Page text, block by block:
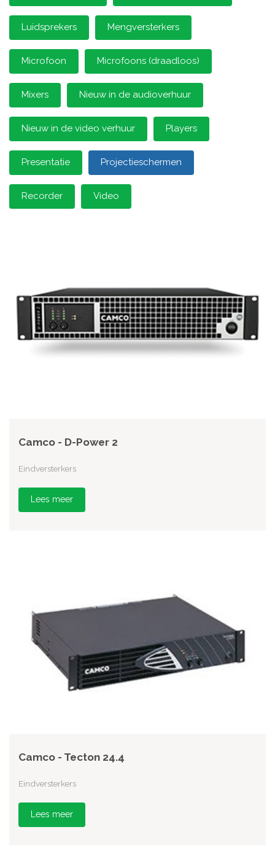
Luidsprekers Mengversterkers
Microfoon Microfoons (draadloos)
Mixers Nieuw in de audioverhuur
Nieuw in de video verhuur Players
Presentatie Projectieschermen
Recorder Video
Camco - D-Power 2
Eindversterkers
Lees meer
Camco - Tecton 24.4
Eindversterkers
Lees meer